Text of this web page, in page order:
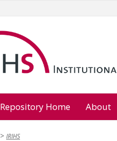
Repository Home About
IRIHS